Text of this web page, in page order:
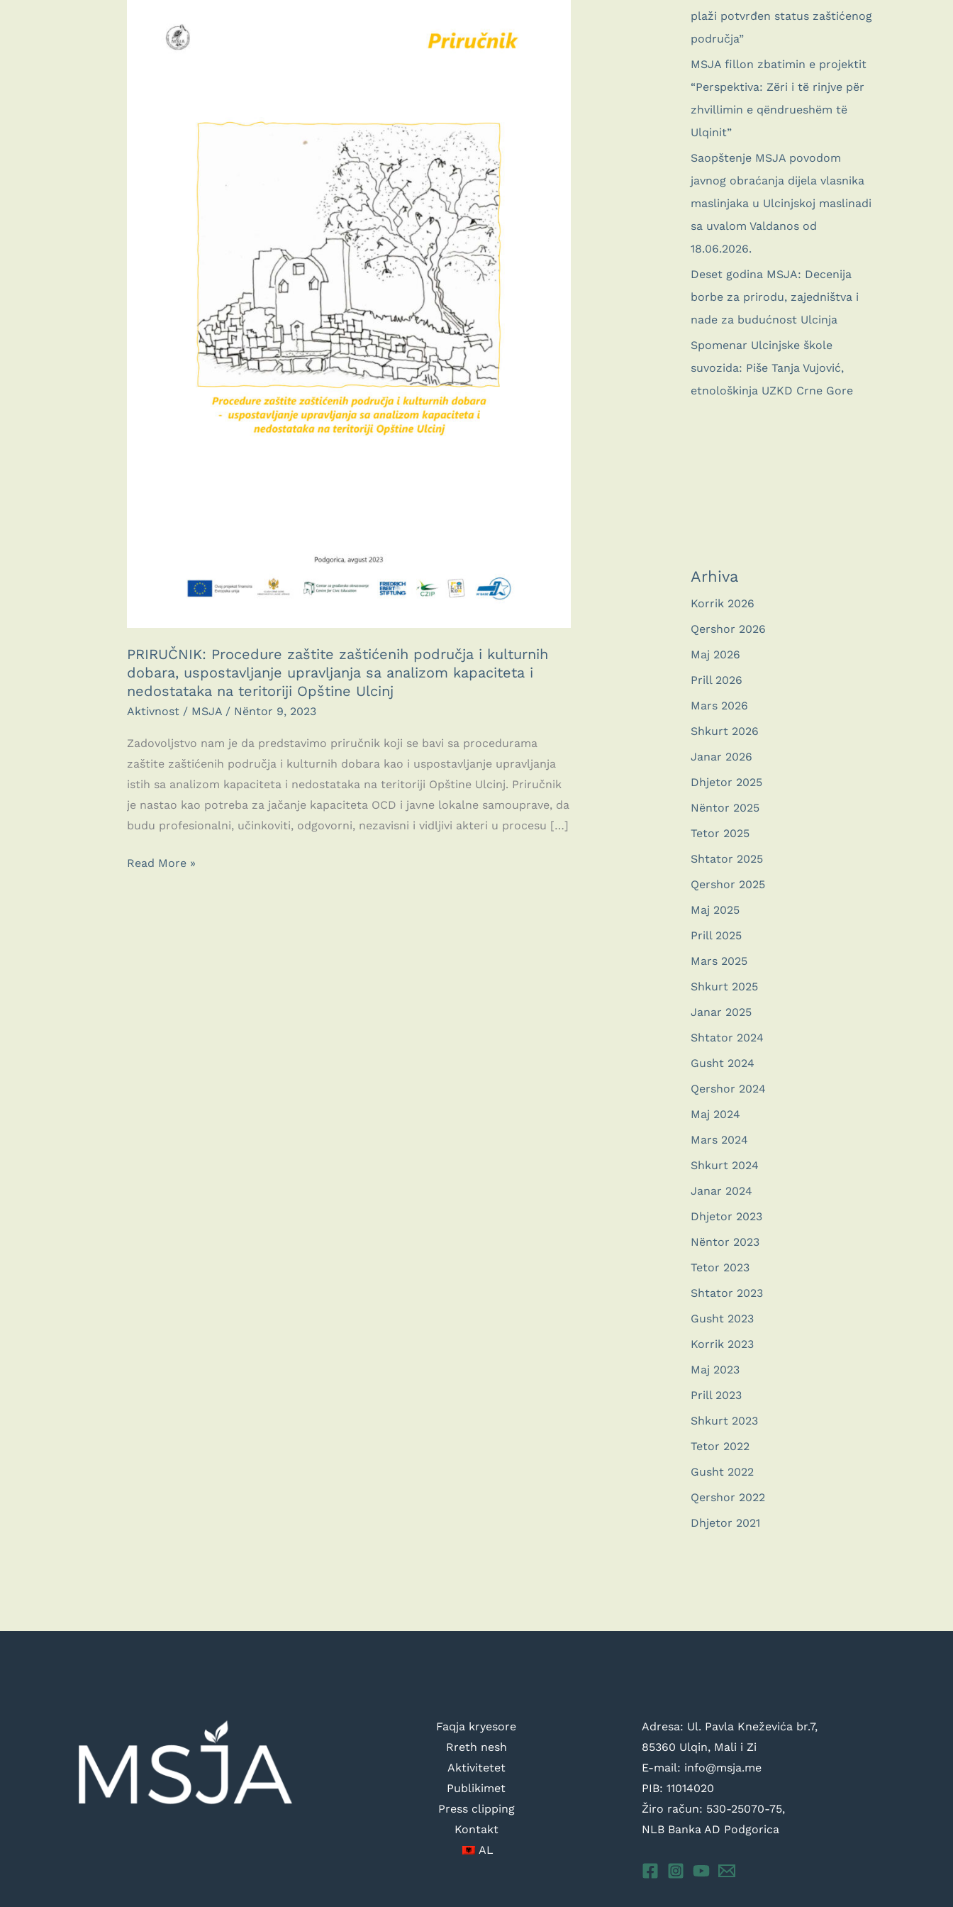
PRIRUČNIK: Procedure zaštite zaštićenih područja i kulturnih
dobara, uspostavljanje upravljanja sa analizom kapaciteta i
nedostataka na teritoriji Opštine Ulcinj
Aktivnost/ MSJA / Nëntor 9, 2023
Zadovoljstvo nam je da predstavimo priručnik koji se bavi sa procedurama
zaštite zaštićenih područja i kulturnih dobara kao i uspostavljanje upravljanja
istih sa analizom kapaciteta i nedostataka na teritoriji Opštine Ulcinj. Priručnik
je nastao kao potreba za jačanje kapaciteta OCD i javne lokalne samouprave, da
budu profesionalni, učinkoviti, odgovorni, nezavisni i vidljivi akteri u procesu […]
PRIRUČNIK:
Read More »
plaži potvrđen status zaštićenog
područja”
MSJA fillon zbatimin e projektit
“Perspektiva: Zëri i të rinjve për
zhvillimin e qëndrueshëm të
Ulqinit”
Saopštenje MSJA povodom
javnog obraćanja dijela vlasnika
maslinjaka u Ulcinjskoj maslinadi
sa uvalom Valdanos od
18.06.2026.
Deset godina MSJA: Decenija
borbe za prirodu, zajedništva i
nade za budućnost Ulcinja
Spomenar Ulcinjske škole
suvozida: Piše Tanja Vujović,
etnološkinja UZKD Crne Gore
Arhiva
Korrik 2026
Qershor 2026
Maj 2026
Prill 2026
Mars 2026
Shkurt 2026
Janar 2026
Dhjetor 2025
Nëntor 2025
Tetor 2025
Shtator 2025
Qershor 2025
Maj 2025
Prill 2025
Mars 2025
Shkurt 2025
Janar 2025
Shtator 2024
Gusht 2024
Qershor 2024
Maj 2024
Mars 2024
Shkurt 2024
Janar 2024
Dhjetor 2023
Nëntor 2023
Tetor 2023
Shtator 2023
Gusht 2023
Korrik 2023
Maj 2023
Prill 2023
Shkurt 2023
Tetor 2022
Gusht 2022
Qershor 2022
Dhjetor 2021
Faqja kryesore
Rreth nesh
Aktivitetet
Publikimet
Press clipping
Kontakt
AL
Adresa: Ul. Pavla Kneževića br.7,
85360 Ulqin, Mali i Zi
E-mail: info@msja.me
PIB: 11014020
Žiro račun: 530-25070-75,
NLB Banka AD Podgorica